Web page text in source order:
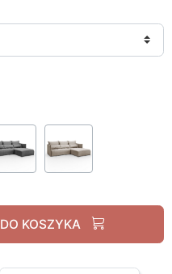
DO KOSZYKA